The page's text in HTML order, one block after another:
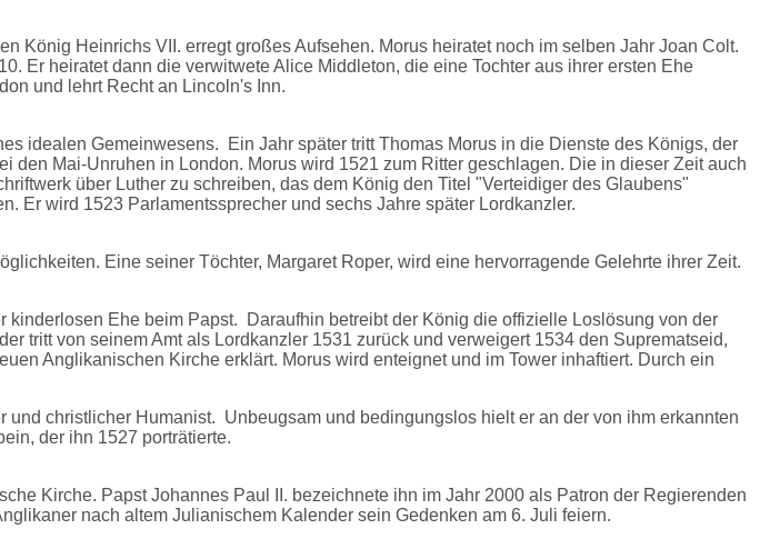
König Heinrichs VII. erregt großes Aufsehen. Morus heiratet noch im selben Jahr Joan Colt.
Er heiratet dann die verwitwete Alice Middleton, die eine Tochter aus ihrer ersten Ehe
und lehrt Recht an Lincoln's Inn.
idealen Gemeinwesens. Ein Jahr später tritt Thomas Morus in die Dienste des Königs, der
Mai-Unruhen in London. Morus wird 1521 zum Ritter geschlagen. Die in dieser Zeit auch
über Luther zu schreiben, das dem König den Titel "Verteidiger des Glaubens"
Er wird 1523 Parlamentssprecher und sechs Jahre später Lordkanzler.
Eine seiner Töchter, Margaret Roper, wird eine hervorragende Gelehrte ihrer Zeit.
Ehe beim Papst. Daraufhin betreibt der König die offizielle Loslösung von der
tritt von seinem Amt als Lordkanzler 1531 zurück und verweigert 1534 den Suprematseid,
Anglikanischen Kirche erklärt. Morus wird enteignet und im Tower inhaftiert. Durch ein
christlicher Humanist. Unbeugsam und bedingungslos hielt er an der von ihm erkannten
der ihn 1527 porträtierte.
Kirche. Papst Johannes Paul II. bezeichnete ihn im Jahr 2000 als Patron der Regierenden
nach altem Julianischem Kalender sein Gedenken am 6. Juli feiern.